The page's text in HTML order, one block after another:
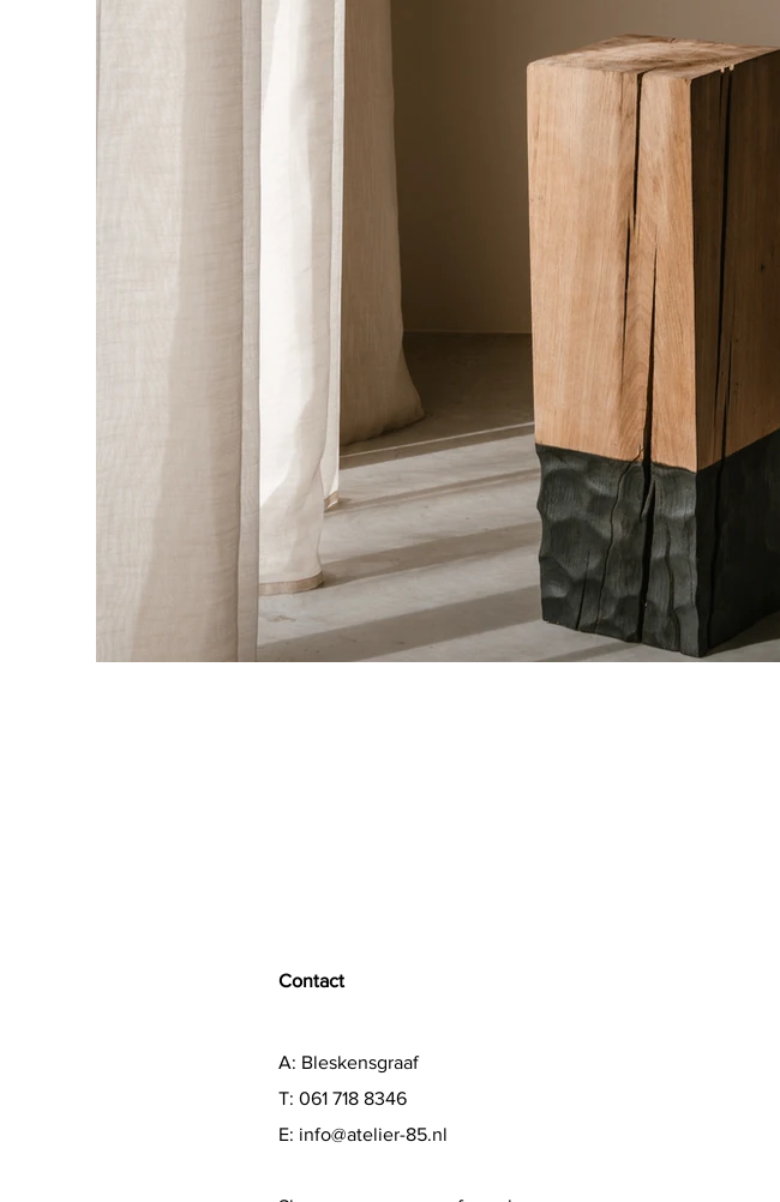
Contact
A: Bleskensgraaf
T: 061 718 8346
E: info@atelier-85.nl